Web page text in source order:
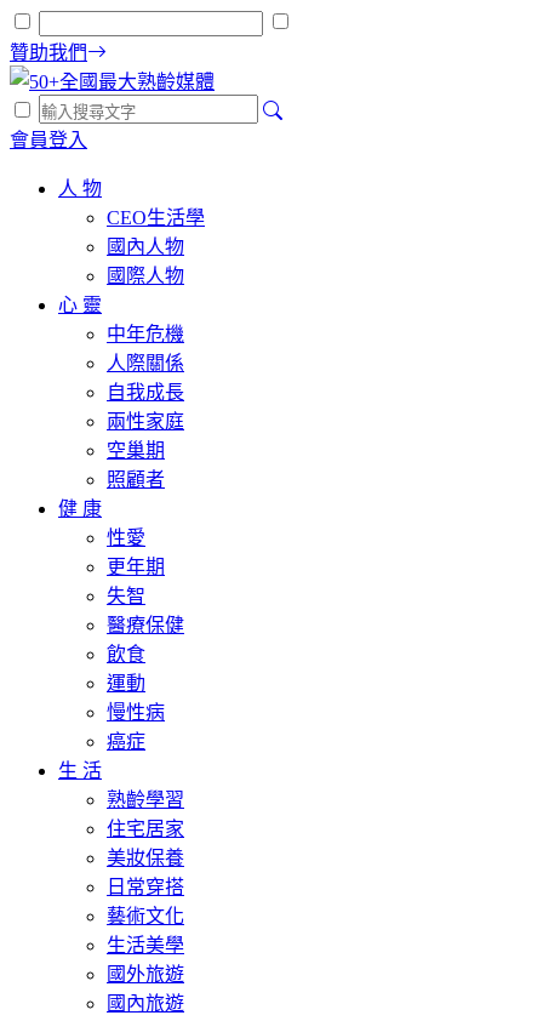
贊助我們
會員登入
人 物
CEO生活學
國內人物
國際人物
心 靈
中年危機
人際關係
自我成長
兩性家庭
空巢期
照顧者
健 康
性愛
更年期
失智
醫療保健
飲食
運動
慢性病
癌症
生 活
熟齡學習
住宅居家
美妝保養
日常穿搭
藝術文化
生活美學
國外旅遊
國內旅遊